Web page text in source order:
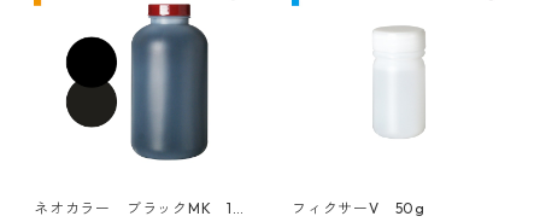
ネオカラー ブラックMK 1k
フィクサーV 50g